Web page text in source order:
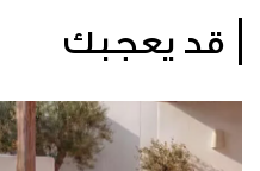
قد يعجبك